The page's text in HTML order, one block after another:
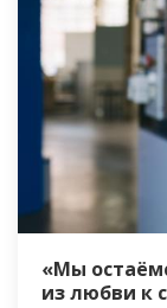
«Мы
из любви к